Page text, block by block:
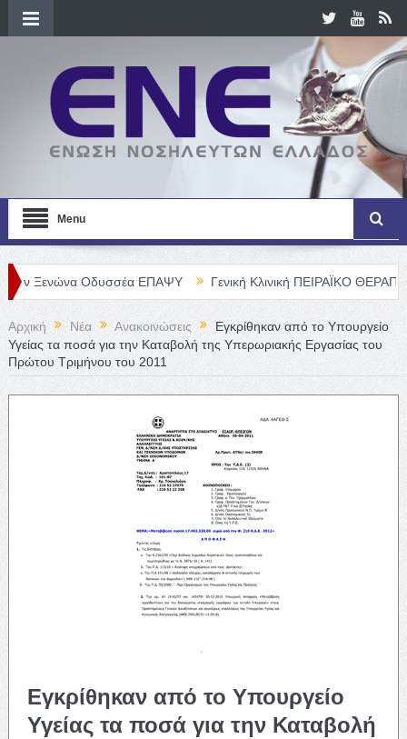
Menu
Οδυσσέα ΕΠΑΨΥ Γενική Κλινική ΠΕΙΡΑΪΚΟ ΘΕΡΑΠΕΥΤΗΡΙΟ
Αρχική Νέα Ανακοινώσεις
Εγκρίθηκαν από το Υπουργείο
Υγείας τα ποσά για την Καταβολή της Υπερωριακής Εργασίας του
Πρώτου Τριμήνου του 2011
Εγκρίθηκαν από το Υπουργείο
Υγείας τα ποσά για την Καταβολή